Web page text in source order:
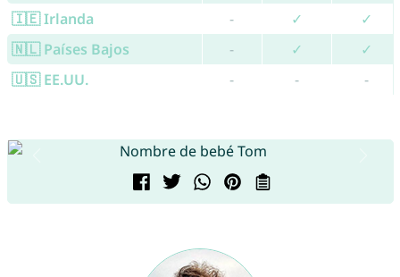
🇮🇪 Irlanda
- ✓
✓
🇳🇱 Países Bajos
- ✓
✓
🇺🇸 EE.UU.
- - -